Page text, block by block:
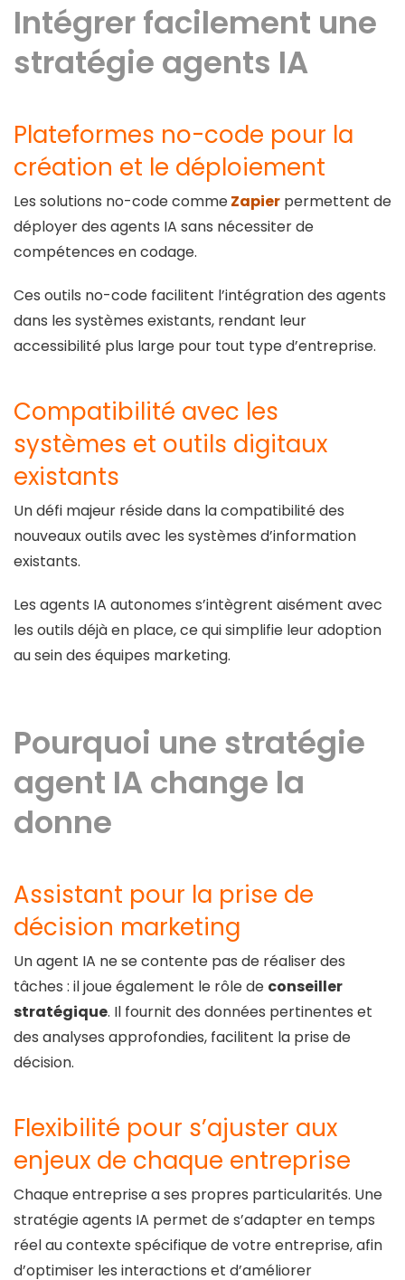
Intégrer facilement une
stratégie agents IA
Plateformes no-code pour la
création et le déploiement
Les solutions no-code commeZapier permettent de
déployer des agents IA sans nécessiter de
compétences en codage.
Ces outils no-code facilitent l’intégration des agents
dans les systèmes existants, rendant leur
accessibilité plus large pour tout type d’entreprise.
Compatibilité avec les
systèmes et outils digitaux
existants
Un défi majeur réside dans la compatibilité des
nouveaux outils avec les systèmes d’information
existants.
Les agents IA autonomes s’intègrent aisément avec
les outils déjà en place, ce qui simplifie leur adoption
au sein des équipes marketing.
Pourquoi une stratégie
agent IA change la
donne
Assistant pour la prise de
décision marketing
Un agent IA ne se contente pas de réaliser des
tâches : il joue également le rôle de conseiller
stratégique. Il fournit des données pertinentes et
des analyses approfondies, facilitent la prise de
décision.
Flexibilité pour s’ajuster aux
enjeux de chaque entreprise
Chaque entreprise a ses propres particularités. Une
stratégie agents IA permet de s’adapter en temps
réel au contexte spécifique de votre entreprise, afin
d’optimiser les interactions et d’améliorer